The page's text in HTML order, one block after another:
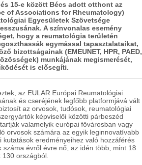
15-e között Bécs adott otthont az
of Associations for Rheumatology)
Egyesületek Szövetsége
A színvonalas esemény
hogy a reumatológia területén
egymással tapasztalataikat,
bizottságainak (EMEUNET, HPR, PAED,
munkájának megismerését,
is elősegíti.
az EULAR Európai Reumatológiai
és cseréjének legfőbb platformjává vált
az orvosok, tudósok, reumatológiai
képviselői közötti párbeszéd
valamelyik európai fővárosban vagy
orvosok számára az egyik leginnovatívabb
eredményeihez való hozzáférés
évről évre nő, az idén több, mint 18
országból.